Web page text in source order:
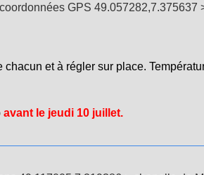
GPS 49.057282,7.375637
et à régler sur place.
avant le jeudi 10 juillet.